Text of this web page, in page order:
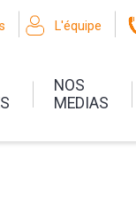
L'équipe
NOS
MEDIAS